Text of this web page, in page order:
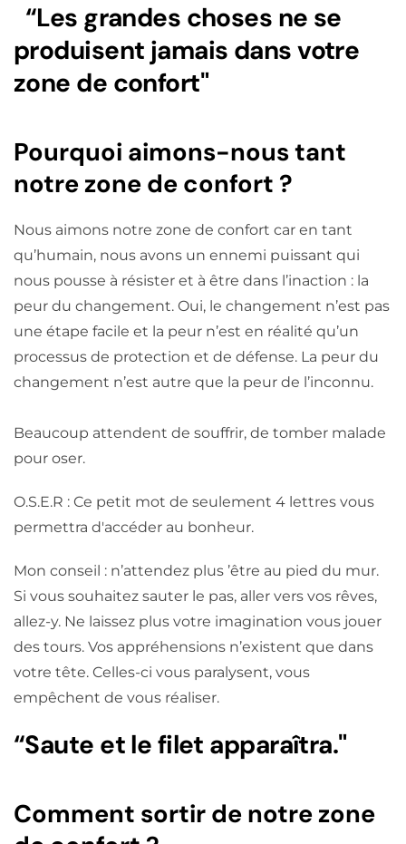
“Les grandes choses ne se
produisent jamais dans votre
zone de confort"
Pourquoi aimons-nous tant
notre zone de confort ?
Nous aimons notre zone de confort car en tant
qu’humain, nous avons un ennemi puissant qui
nous pousse à résister et à être dans l’inaction : la
peur du changement. Oui, le changement n’est pas
une étape facile et la peur n’est en réalité qu’un
processus de protection et de défense. La peur du
changement n’est autre que la peur de l’inconnu.
Beaucoup attendent de souffrir, de tomber malade
pour oser.
O.S.E.R : Ce petit mot de seulement 4 lettres vous
permettra d'accéder au bonheur.
Mon conseil : n’attendez plus ’être au pied du mur.
Si vous souhaitez sauter le pas, aller vers vos rêves,
allez-y. Ne laissez plus votre imagination vous jouer
des tours. Vos appréhensions n’existent que dans
votre tête. Celles-ci vous paralysent, vous
empêchent de vous réaliser.
“Saute et le filet apparaîtra."
Comment sortir de notre zone